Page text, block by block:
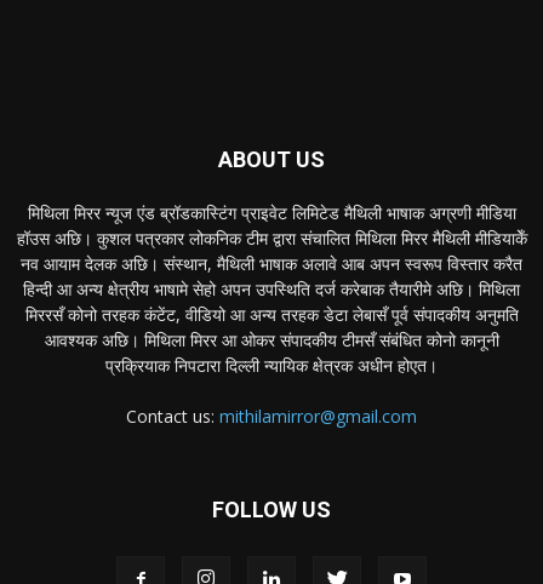
ABOUT US
मिथिला मिरर न्यूज एंड ब्रॉडकास्टिंग प्राइवेट लिमिटेड मैथिली भाषाक अग्रणी मीडिया
हॉउस अछि। कुशल पत्रकार लोकनिक टीम द्वारा संचालित मिथिला मिरर मैथिली मीडियाकेँ
नव आयाम देलक अछि। संस्थान, मैथिली भाषाक अलावे आब अपन स्वरूप विस्तार करैत
हिन्दी आ अन्य क्षेत्रीय भाषामे सेहो अपन उपस्थिति दर्ज करेबाक तैयारीमे अछि। मिथिला
मिररसँ कोनो तरहक कंटेंट, वीडियो आ अन्य तरहक डेटा लेबासँ पूर्व संपादकीय अनुमति
आवश्यक अछि। मिथिला मिरर आ ओकर संपादकीय टीमसँ संबंधित कोनो कानूनी
प्रक्रियाक निपटारा दिल्ली न्यायिक क्षेत्रक अधीन होएत।
Contact us: mithilamirror@gmail.com
FOLLOW US